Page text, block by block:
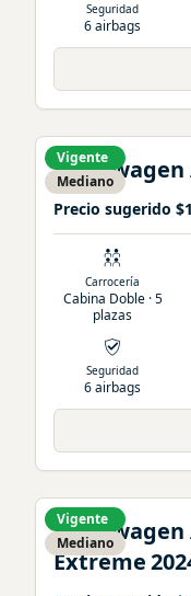
Seguridad
6 airbags
Vigente
Mediano
Volkswagen
Precio sugerido
Carrocería
Cabina Doble · 5
plazas
Seguridad
6 airbags
Vigente
Mediano
Volkswagen
Extreme